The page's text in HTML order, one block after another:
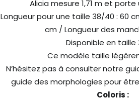
Alicia mesure 1,71 m et
Longueur pour une taille 38/40 : 60
cm / Longueur des
Disponible en taille
Ce modèle taille
N’hésitez pas à consulter notre
guide des morphologies pour
Coloris :